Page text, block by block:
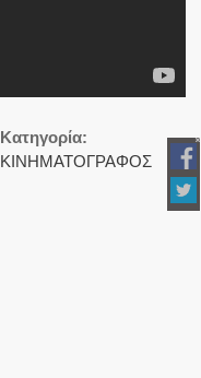
Κατηγορία:
ΚΙΝΗΜΑΤΟΓΡΑΦΟΣ